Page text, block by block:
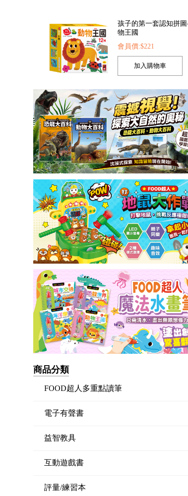
商品分類
FOOD超人多重點讀筆
電子有聲書
益智教具
互動遊戲書
評量/練習本